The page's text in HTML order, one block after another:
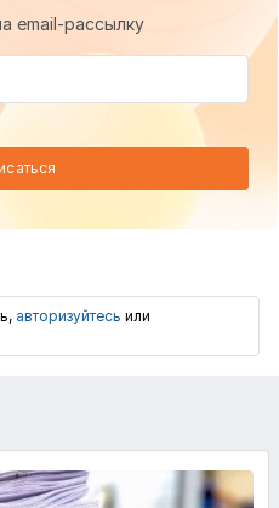
email-рассылку
авторизуйтесь или